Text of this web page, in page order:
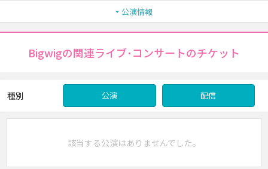
公演情報
Bigwigの関連ライブ･コンサートのチケット
種別 公演 配信
該当する公演はありませんでした。